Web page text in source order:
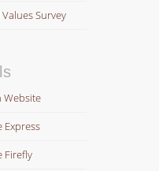
Survey
Website
Express
Firefly